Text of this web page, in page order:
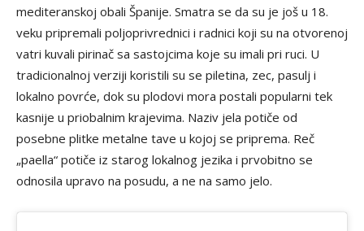
mediteranskoj obali Španije. Smatra se da su je još u 18.
veku pripremali poljoprivrednici i radnici koji su na otvorenoj
vatri kuvali pirinač sa sastojcima koje su imali pri ruci. U
tradicionalnoj verziji koristili su se piletina, zec, pasulj i
lokalno povrće, dok su plodovi mora postali popularni tek
kasnije u priobalnim krajevima. Naziv jela potiče od
posebne plitke metalne tave u kojoj se priprema. Reč
„paella“ potiče iz starog lokalnog jezika i prvobitno se
odnosila upravo na posudu, a ne na samo jelo.